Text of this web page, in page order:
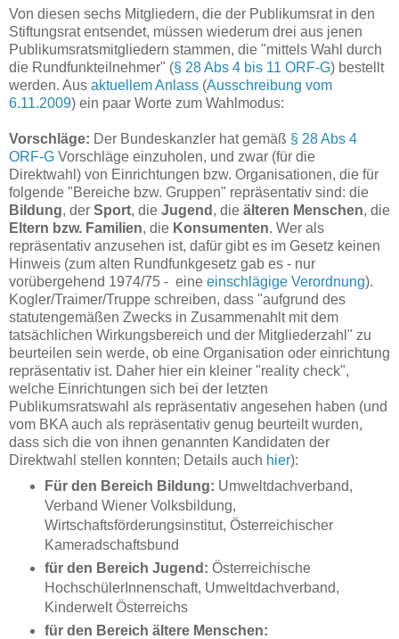
Von diesen sechs Mitgliedern, die der Publikumsrat in den
Stiftungsrat entsendet, müssen wiederum drei aus jenen
Publikumsratsmitgliedern stammen, die "mittels Wahl durch
die Rundfunkteilnehmer" (§ 28 Abs 4 bis 11 ORF-G) bestellt
werden. Aus aktuellem Anlass (Ausschreibung vom
6.11.2009) ein paar Worte zum Wahlmodus:
Vorschläge: Der Bundeskanzler hat gemäß § 28 Abs 4
ORF-G Vorschläge einzuholen, und zwar (für die
Direktwahl) von Einrichtungen bzw. Organisationen, die für
folgende "Bereiche bzw. Gruppen" repräsentativ sind: die
Bildung, der Sport, die Jugend , die älteren Menschen, die
Eltern bzw. Familien, die Konsumenten. Wer als
repräsentativ anzusehen ist, dafür gibt es im Gesetz keinen
Hinweis (zum alten Rundfunkgesetz gab es - nur
vorübergehend 1974/75 - eine einschlägige Verordnung).
Kogler/Traimer/Truppe schreiben, dass "aufgrund des
statutengemäßen Zwecks in Zusammenahlt mit dem
tatsächlichen Wirkungsbereich und der Mitgliederzahl" zu
beurteilen sein werde, ob eine Organisation oder einrichtung
repräsentativ ist. Daher hier ein kleiner "reality check",
welche Einrichtungen sich bei der letzten
Publikumsratswahl als repräsentativ angesehen haben (und
vom BKA auch als repräsentativ genug beurteilt wurden,
dass sich die von ihnen genannten Kandidaten der
Direktwahl stellen konnten; Details auch hier):
Für den Bereich Bildung: Umweltdachverband,
Verband Wiener Volksbildung,
Wirtschaftsförderungsinstitut, Österreichischer
Kameradschaftsbund
für den Bereich Jugend: Österreichische
HochschülerInnenschaft, Umweltdachverband,
Kinderwelt Österreichs
für den Bereich ältere Menschen: